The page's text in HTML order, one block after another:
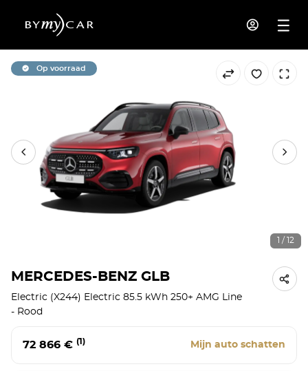
Op voorraad
1 / 12
MERCEDES-BENZ GLB
Electric (X244) Electric 85.5 kWh 250+ AMG Line
- Rood
72 866 € (1) Mijn auto schatten